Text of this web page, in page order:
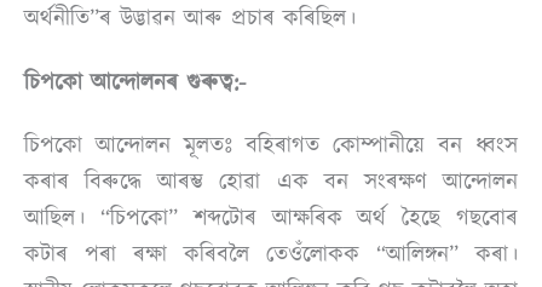
অৰ্থনীতি”ৰ উদ্ভাৱন আৰু প্ৰচাৰ কৰিছিল।
চিপকো আন্দোলনৰ গুৰুত্ব:-
চিপকো আন্দোলন মূলতঃ বহিৰাগত কোম্পানীয়ে বন ধ্বংস
কৰাৰ বিৰুদ্ধে আৰম্ভ হোৱা এক বন সংৰক্ষণ আন্দোলন
আছিল। “চিপকো” শব্দটোৰ আক্ষৰিক অৰ্থ হৈছে গছবোৰ
কটাৰ পৰা ৰক্ষা কৰিবলৈ তেওঁলোকক “আলিঙ্গন” কৰা।